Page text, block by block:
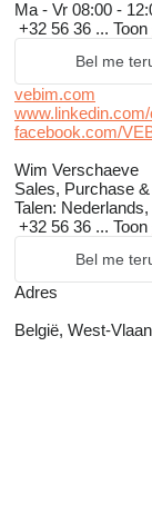
Ma - Vr 08:00 -
+32 56 36 ... Toon
Bel me
vebim.com
facebook.com/
Wim Verschaeve
Sales, Purchase
Talen:
+32 56 36 ... Toon
Bel me
Adres
België, West-